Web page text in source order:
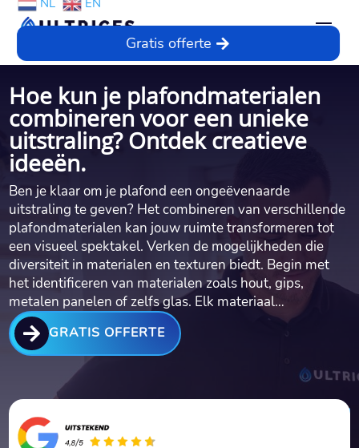
NL EN
Gratis offerte
Hoe kun je plafondmaterialen
combineren voor een unieke
uitstraling? Ontdek creatieve
ideeën.​
Ben je klaar om je plafond een ongeëvenaarde
uitstraling te geven? Het combineren van verschillende
plafondmaterialen kan jouw ruimte transformeren tot
een visueel spektakel.​ Verken de mogelijkheden die
diversiteit in materialen en texturen biedt.​ Begin met
het identificeren van materialen zoals hout, gips,
metalen panelen of zelfs glas.​ Elk materiaal…
 GRATIS OFFERTE